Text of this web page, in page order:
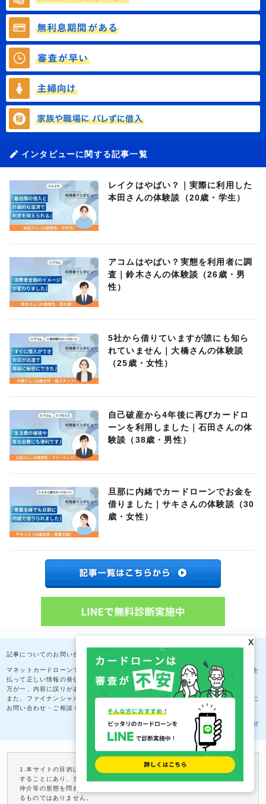
インタビューに関する記事一覧
レイクはやばい？｜実際に利用した
本田さんの体験談（20歳・学生）
アコムはやばい？実態を利用者に調
査｜鈴木さんの体験談（26歳・男
性）
5社から借りていますが誰にも知ら
れていません｜大橋さんの体験談
（25歳・女性）
自己破産から4年後に再びカードロ
ーンを利用しました｜石田さんの体
験談（38歳・男性）
旦那に内緒でカードローンでお金を
借りました｜サキさんの体験談（30
歳・女性）
記事についてのお問い合わせ・ご相談
マネットカードローンでは、専門家の意見を取り入れながら、正確性に細心の注意を
払って正しい情報の発信を追求し続けています。
万が一、内容に誤りがある場合、真摯に向き合って修正にあたっております。
また、ファイナンシャルプランナーへの相談も無料で承っておりますので、お気軽に
お問い合わせ・ご相談ください。（詳細は注意事項をご確認ください。）
> 記事についてのお問い合わせ
1.本サイトの目的は、ローン商品等に関する適切な情報と選択の機会を提供
することにあり、当社は、提携事業者とお客様との契約締結の代理、斡旋、
仲介等の形態を問わず、提携事業者とお客様の間の契約にいかなる関与もす
るものではありません。
X